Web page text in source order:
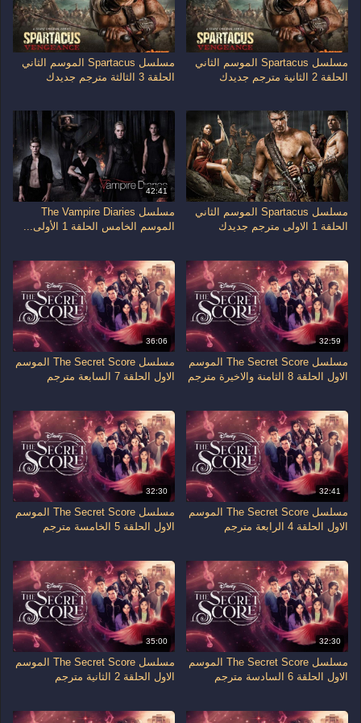
مسلسل Spartacus الموسم الثاني
الحلقة 2 الثانية مترجم جديدك
مسلسل Spartacus الموسم الثاني
الحلقة 3 الثالثة مترجم جديدك
مسلسل Spartacus الموسم الثاني
الحلقة 1 الاولى مترجم جديدك
42:41
مسلسل The Vampire Diaries
الموسم الخامس الحلقة 1 الأولى...
32:59
مسلسل The Secret Score الموسم
الاول الحلقة 8 الثامنة والاخيرة مترجم
36:06
مسلسل The Secret Score الموسم
الاول الحلقة 7 السابعة مترجم
32:41
مسلسل The Secret Score الموسم
الاول الحلقة 4 الرابعة مترجم
32:30
مسلسل The Secret Score الموسم
الاول الحلقة 5 الخامسة مترجم
32:30
مسلسل The Secret Score الموسم
الاول الحلقة 6 السادسة مترجم
35:00
مسلسل The Secret Score الموسم
الاول الحلقة 2 الثانية مترجم